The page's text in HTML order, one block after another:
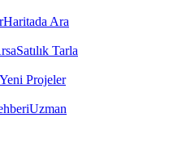
Haritada Ara
Satılık Tarla
Yeni Projeler
Uzman